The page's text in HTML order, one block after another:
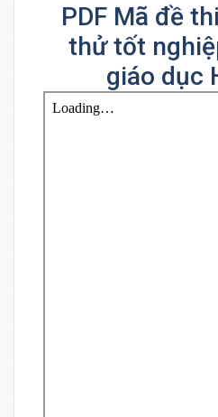
PDF Mã đề
thử tốt
giáo dục